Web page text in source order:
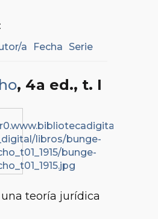
a Fecha Serie
, 4a ed., t. I
teoría jurídica